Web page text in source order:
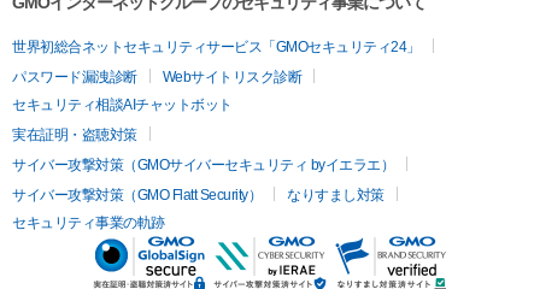
世界初総合ネットセキュリティサービス「GMOセキュリティ24」
パスワード漏洩診断
Webサイトリスク診断
セキュリティ相談AIチャットボット
実在証明・盗聴対策
サイバー攻撃対策（GMOサイバーセキュリティ byイエラエ）
サイバー攻撃対策（GMO Flatt Security）
なりすまし対策
セキュリティ事業の軌跡